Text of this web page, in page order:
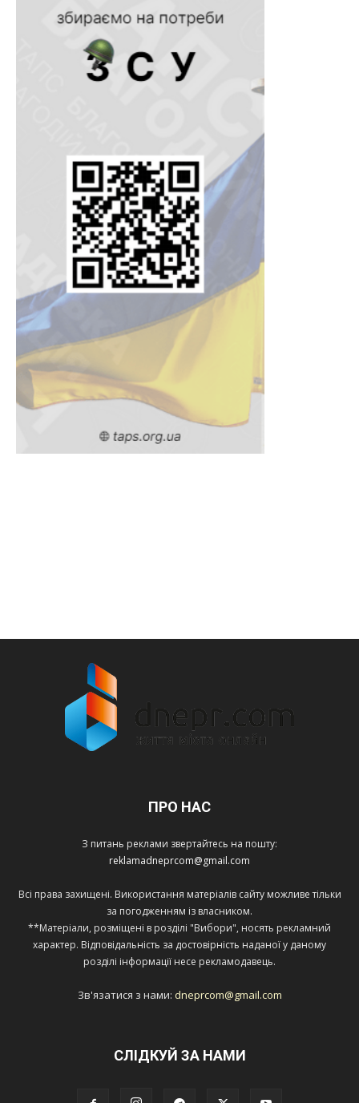
ПРО НАС
З питань реклами звертайтесь на пошту:
reklamadneprcom@gmail.com
Всі права захищені. Використання матеріалів сайту можливе тільки
за погодженням із власником.
**Матеріали, розміщені в розділі "Вибори", носять рекламний
характер. Відповідальність за достовірність наданої у даному
розділі інформації несе рекламодавець.
Зв'язатися з нами: dneprcom@gmail.com
СЛІДКУЙ ЗА НАМИ